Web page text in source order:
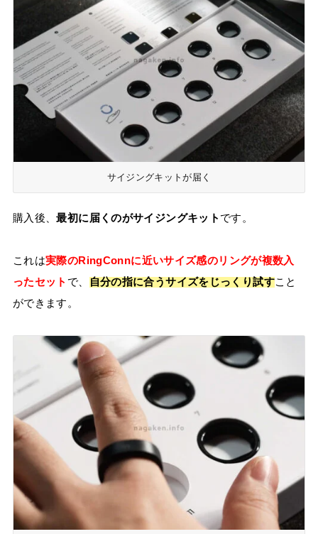
サイジングキットが届く
購入後、最初に届くのがサイジングキット です。
これは実際のRingConnに近いサイズ感のリングが複数入
ったセット で、 自分の指に合うサイズをじっくり試すこと
ができます。